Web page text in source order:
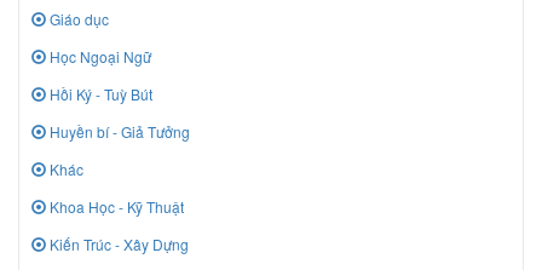
Giáo dục
Học Ngoại Ngữ
Hồi Ký - Tuỳ Bút
Huyền bí - Giả Tưởng
Khác
Khoa Học - Kỹ Thuật
Kiến Trúc - Xây Dựng